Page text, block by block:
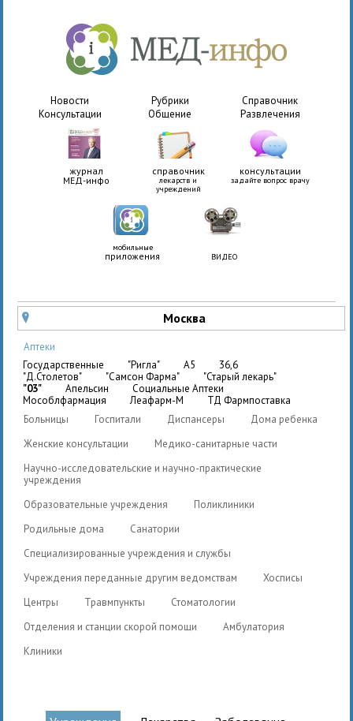
Новости Рубрики
Справочник
Консультации
Общение Развлечения
журнал
МЕД-инфо
справочник
лекарств и
учреждений
консультации
задайте вопрос врачу
мобильные
приложения ВИДЕО
u Москва
Аптеки
государственные
"Ригла" A5
36,6
"Д.Столетов"
"Самсон Фарма"
"Старый лекарь"
"03"
Апельсин
Социальные Аптеки
Мособлфармация
Леафарм-М
ТД Фармпоставка
Больницы
Госпитали Диспансеры
Дома ребенка
Женские консультации
Медико-санитарные части
Научно-исследовательские и научно-практические
учреждения
Образовательные учреждения
Поликлиники
Родильные дома
Санатории
Специализированные учреждения и службы
Учреждения переданные другим ведомствам
Хосписы
Центры
Травмпункты
Стоматологии
Отделения и станции скорой помощи
Амбулатория
Клиники